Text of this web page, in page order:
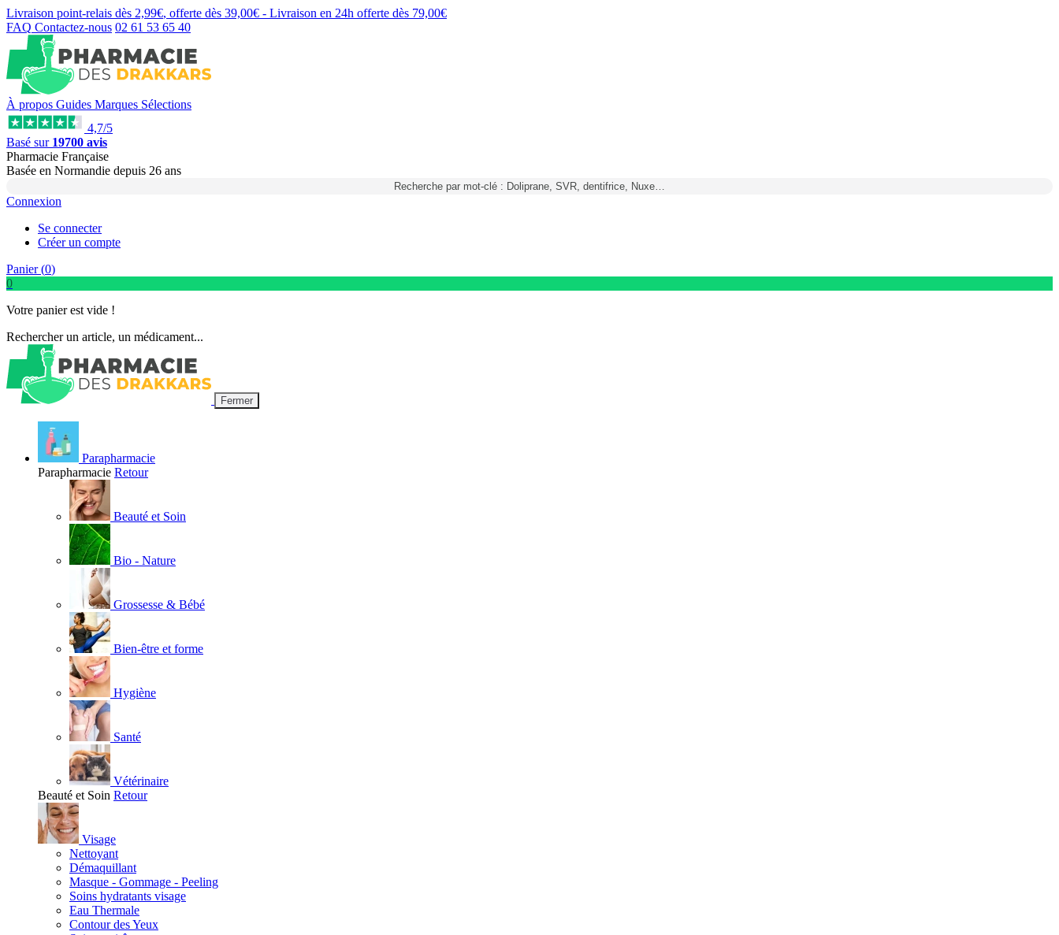
Livraison point-relais dès 2,99€, offerte dès 39,00€ - Livraison en 24h offerte dès 79,00€
FAQ Contactez-nous 02 61 53 65 40
À propos Guides Marques Sélections
4,7/5
Basé sur 19700 avis
Pharmacie Française
Basée en Normandie depuis 26 ans
Recherche par mot-clé : Doliprane, SVR, dentifrice, Nuxe…
Connexion
Se connecter
Créer un compte
Panier (0)
0
Votre panier est vide !
Rechercher un article, un médicament...
Fermer
Parapharmacie
Parapharmacie Retour
Beauté et Soin
Bio - Nature
Grossesse & Bébé
Bien-être et forme
Hygiène
Santé
Vétérinaire
Beauté et Soin Retour
Visage
Nettoyant
Démaquillant
Masque - Gommage - Peeling
Soins hydratants visage
Eau Thermale
Contour des Yeux